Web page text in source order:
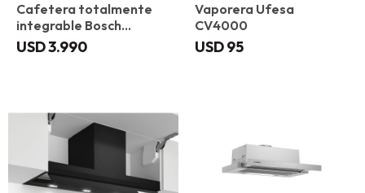
Cafetera totalmente
integrable Bosch
CTL7181B0
USD3.990
Vaporera Ufesa
CV4000
USD95